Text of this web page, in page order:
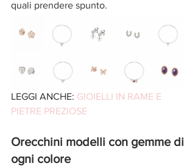
quali prendere spunto.
LEGGI ANCHE: GIOIELLI IN RAME E
PIETRE PREZIOSE
Orecchini modelli con gemme di
ogni colore